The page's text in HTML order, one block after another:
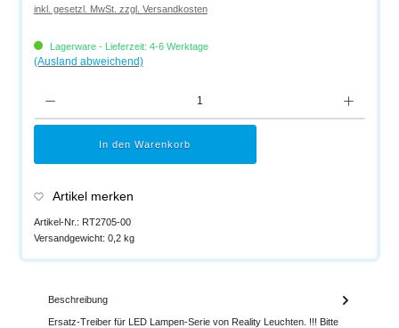
inkl. gesetzl. MwSt. zzgl. Versandkosten
Lagerware - Lieferzeit: 4-6 Werktage
(Ausland abweichend)
In den Warenkorb
Artikel merken
Artikel-Nr.: RT2705-00
Versandgewicht: 0,2 kg
Beschreibung
Ersatz-Treiber für LED Lampen-Serie von Reality Leuchten. !!! Bitte